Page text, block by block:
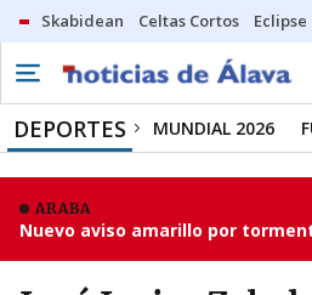
Skabidean Celtas Cortos
DEPORTES MUNDIAL 2026
ARABA
Nuevo aviso amarillo por